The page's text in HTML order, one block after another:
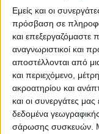
Εμείς και οι
πρόσβαση σε
και
αναγνωριστικοί και
αποστέλλονται από
και περιεχόμενο,
ακροατηρίου και
και οι συνεργάτες
δεδομένα
σάρωσης συσκευών.